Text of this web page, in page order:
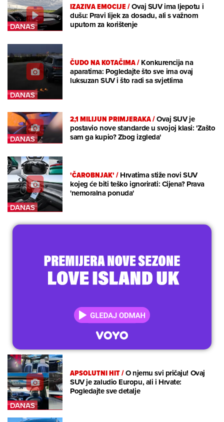
IZAZIVA EMOCIJE/Ovaj SUV ima ljepotu i
dušu: Pravi lijek za dosadu, ali s važnom
uputom za korištenje
ČUDO NA KOTAČIMA/Konkurencija na
aparatima: Pogledajte što sve ima ovaj
luksuzan SUV i što radi sa svjetlima
2,1 MILIJUN PRIMJERAKA/Ovaj SUV je
postavio nove standarde u svojoj klasi: 'Zašto
sam ga kupio? Zbog izgleda'
'ČAROBNJAK'/Hrvatima stiže novi SUV
kojeg će biti teško ignorirati: Cijena? Prava
'nemoralna ponuda'
APSOLUTNI HIT/O njemu svi pričaju! Ovaj
SUV je zaludio Europu, ali i Hrvate:
Pogledajte sve detalje